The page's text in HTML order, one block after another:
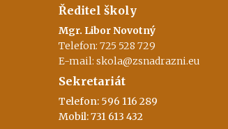
Ředitel školy
Mgr. Libor Novotný
Telefon: 725 528 729
E-mail: skola@zsnadrazni.eu
Sekretariát
Telefon: 596 116 289
Mobil: 731 613 432